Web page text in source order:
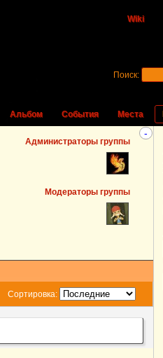
Wiki
Альбом События Места
Поиск:
-
Администраторы группы
Модераторы группы
Сортировка: